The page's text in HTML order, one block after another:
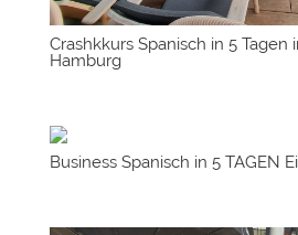
Crashkkurs Spanisch in 5 Tagen
Hamburg
Business Spanisch in 5 TAGEN